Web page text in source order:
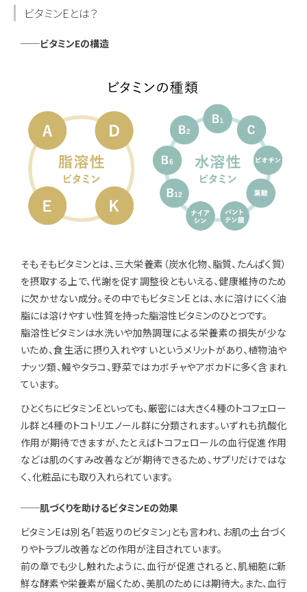
ビタミンEとは？
──ビタミンEの構造
そもそもビタミンとは、三大栄養素（炭水化物、脂質、たんぱく質）
を摂取する上で、代謝を促す調整役ともいえる、健康維持のため
に欠かせない成分。その中でもビタミンEとは、水に溶けにくく油
脂には溶けやすい性質を持った脂溶性ビタミンのひとつです。
脂溶性ビタミンは水洗いや加熱調理による栄養素の損失が少な
いため、食生活に摂り入れやすいというメリットがあり、植物油や
ナッツ類、鰻やタラコ、野菜ではカボチャやアボカドに多く含まれ
ています。
ひとくちにビタミンEといっても、厳密には大きく4種のトコフェロー
ル群と4種のトコトリエノール群に分類されます。いずれも抗酸化
作用が期待できますが、たとえばトコフェロールの血行促進作用
などは肌のくすみ改善などが期待できるため、サプリだけではな
く、化粧品にも取り入れられています。
──肌づくりを助けるビタミンEの効果
ビタミンEは別名「若返りのビタミン」とも言われ、お肌の土台づく
りやトラブル改善などの作用が注目されています。
前の章でも少し触れたように、血行が促進されると、肌細胞に新
鮮な酵素や栄養素が届くため、美肌のためには期待大。また、血行